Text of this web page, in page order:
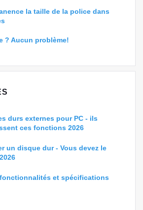
la taille de la police dans
? Aucun problème!
durs externes pour PC - ils
ces fonctions 2026
un disque dur - Vous devez le
et spécifications